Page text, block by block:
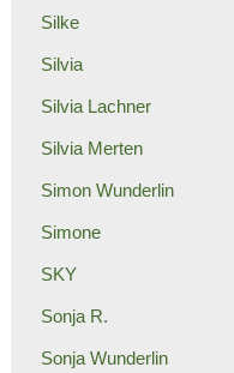
Silke
Silvia
Silvia Lachner
Silvia Merten
Simon Wunderlin
Simone
SKY
Sonja R.
Sonja Wunderlin